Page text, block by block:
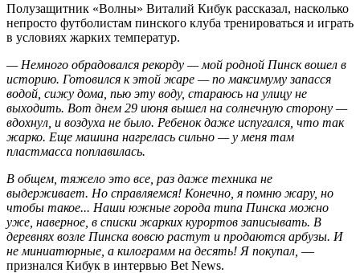
Полузащитник «Волны» Виталий Кибук рассказал, насколько
непросто футболистам пинского клуба тренироваться и играть
в условиях жарких температур.
— Немного обрадовался рекорду — мой родной Пинск вошел в
историю. Готовился к этой жаре — по максимуму запасся
водой, сижу дома, пью эту воду, стараюсь на улицу не
выходить. Вот днем 29 июня вышел на солнечную сторону —
вдохнул, и воздуха не было. Ребенок даже испугался, что так
жарко. Еще машина нагрелась сильно — у меня там
пластмасса поплавилась.
В общем, тяжело это все, раз даже техника не
выдерживает. Но справляемся! Конечно, я помню жару, но
чтобы такое... Наши южные города типа Пинска можно
уже, наверное, в списки жарких курортов записывать. В
деревнях возле Пинска вовсю растут и продаются арбузы. И
не миниатюрные, а килограмм на десять! Я покупал, —
признался Кибук в интервью Bet News.